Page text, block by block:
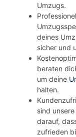
Umzugs.
deines
sicher und
beraten
um deine
halten.
sind
darauf,
zufrieden